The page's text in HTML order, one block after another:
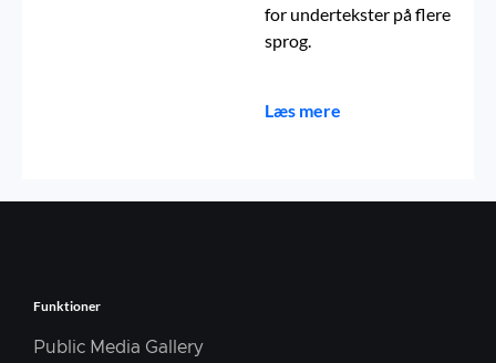
for undertekster på flere
sprog.
Læs mere
Funktioner
Public Media Gallery